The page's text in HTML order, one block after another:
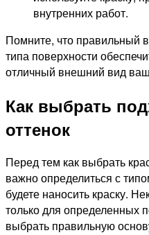
внутренних работ.
Помните, что правильный
типа поверхности
отличный внешний вид
Как выбрать
оттенок
Перед тем как выбрать
важно определиться с
будете наносить краску.
только для определенных
выбрать правильную